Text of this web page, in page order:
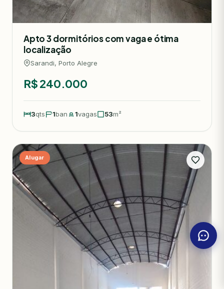
Apto 3 dormitórios com vaga e ótima
localização
Sarandi, Porto Alegre
R$ 240.000
3qts 1ban 1vagas 53m²
Alugar